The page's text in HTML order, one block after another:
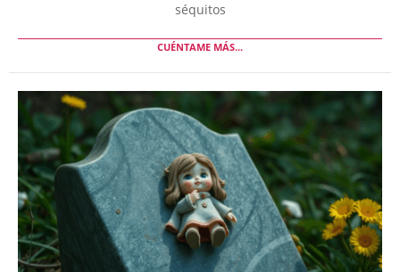
séquitos
CUÉNTAME MÁS...